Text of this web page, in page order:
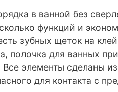
в ванной без
функций и
зубных щеток на
полочка для ванных
элементы сделаны
для контакта с